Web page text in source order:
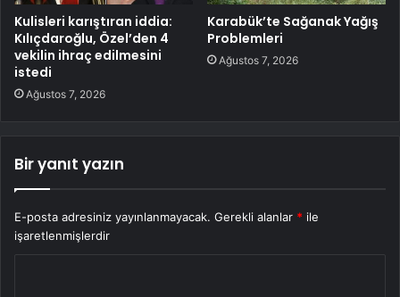
Kulisleri karıştıran iddia:
Kılıçdaroğlu, Özel’den 4
vekilin ihraç edilmesini
istedi
Ağustos 7, 2026
Karabük’te Sağanak Yağış
Problemleri
Ağustos 7, 2026
Bir yanıt yazın
E-posta adresiniz yayınlanmayacak. Gerekli alanlar * ile
işaretlenmişlerdir